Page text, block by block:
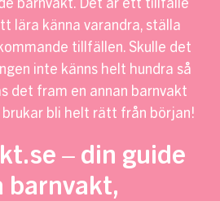
barnvakt. Det är ett tillfälle
lära känna varandra, ställa
tillfällen. Skulle det
inte känns helt hundra så
det fram en annan barnvakt
bli helt rätt från början!
– din guide